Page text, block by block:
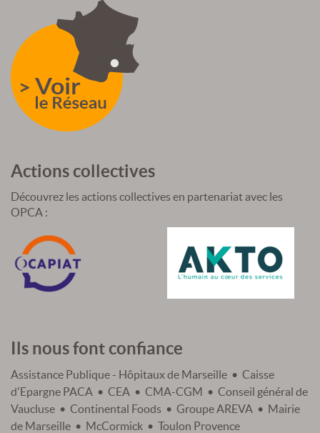
Actions collectives
Découvrez les actions collectives en partenariat avec les
OPCA :
Ils nous font confiance
Assistance Publique - Hôpitaux de Marseille • Caisse
d'Epargne PACA • CEA • CMA-CGM • Conseil général de
Vaucluse • Continental Foods • Groupe AREVA • Mairie
de Marseille • McCormick • Toulon Provence